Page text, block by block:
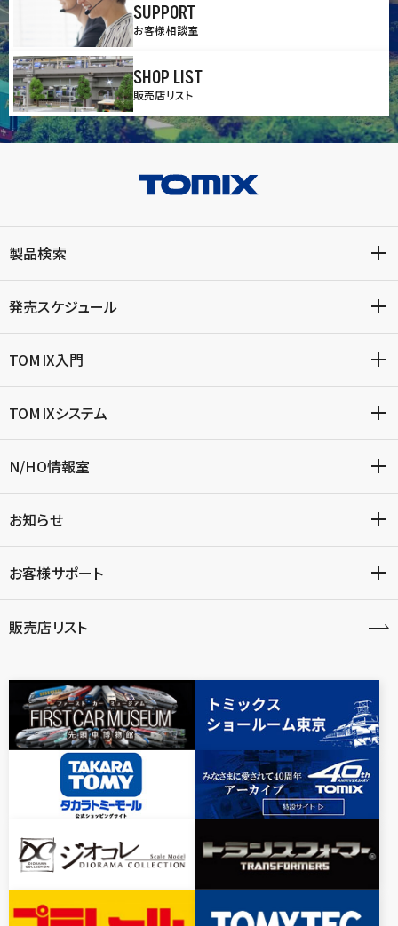
SUPPORT
お客様相談室
SHOP LIST
販売店リスト
製品検索
発売スケジュール
TOMIX入門
TOMIXシステム
N/HO情報室
お知らせ
お客様サポート
販売店リスト